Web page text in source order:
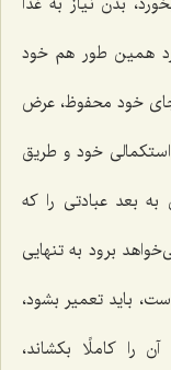
همین طور هم خود
جای خود محفوظ، عرض
خود و طریق
بعد عبادتی را كه
برود به تنهایی
باید تعمیر بشود،
را كاملًا بكشاند،